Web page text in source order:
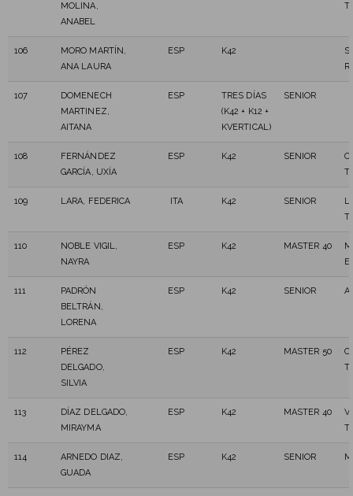
MOLINA,
ANABEL
106
MORO MARTÍN,
ANA LAURA
ESP K42
107
DOMENECH
MARTINEZ,
AITANA
ESP
TRES DÍAS
(K42 + K12 +
KVERTICAL)
SENIOR
108
FERNÁNDEZ
GARCÍA, UXÍA
ESP K42 SENIOR
109 LARA, FEDERICA ITA K42 SENIOR
110
NOBLE VIGIL,
NAYRA
ESP K42 MASTER 40
111
PADRÓN
BELTRÁN,
LORENA
ESP K42 SENIOR
112
PÉREZ
DELGADO,
SILVIA
ESP K42 MASTER 50
113
DÍAZ DELGADO,
MIRAYMA
ESP K42 MASTER 40
114
ARNEDO DIAZ,
GUADA
ESP K42 SENIOR